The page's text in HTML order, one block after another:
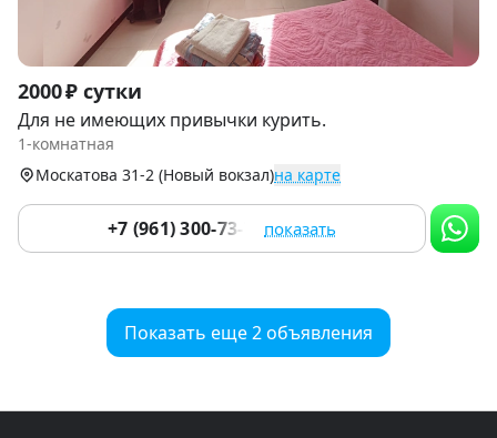
Item
1
of
2000 ₽ сутки
Для не имеющих привычки курить.
1-комнатная
Москатова 31-2 (Новый вокзал)на карте
+7 (961) 300-73-73 показать
Показать еще 2 объявления